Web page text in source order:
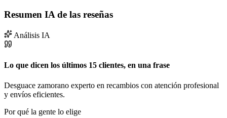
Resumen IA de las reseñas
Análisis IA
Lo que dicen los últimos 15 clientes, en una frase
Desguace zamorano experto en recambios con atención profesional
y envíos eficientes.
Por qué la gente lo elige